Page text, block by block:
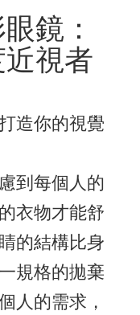
鏡：
視者
造你的視覺
到每個人的
衣物才能舒
的結構比身
規格的拋棄
人的需求，